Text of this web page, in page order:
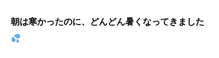
朝は寒かったのに、どんどん暑くなってきました